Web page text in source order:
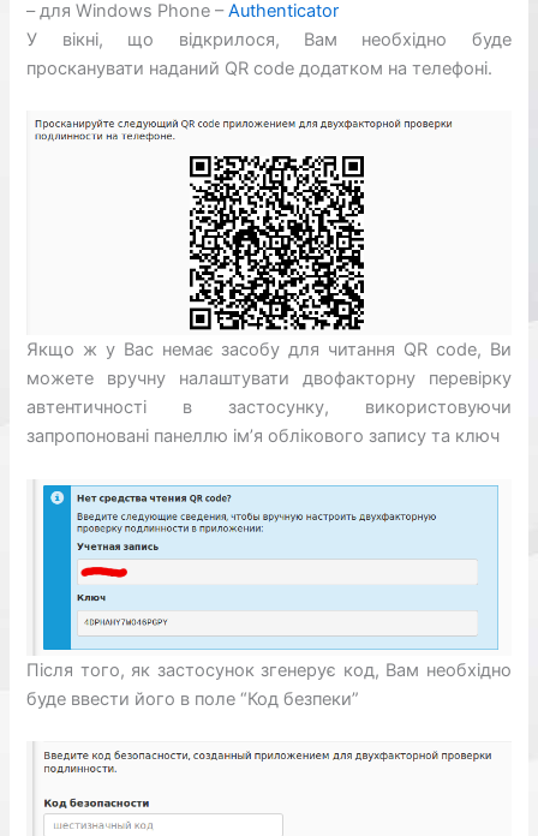
– для Windows Phone –Authenticator
У вікні, що відкрилося, Вам необхідно буде
просканувати наданий QR code додатком на телефоні.
Якщо ж у Вас немає засобу для читання QR code, Ви
можете вручну налаштувати двофакторну перевірку
автентичності в застосунку, використовуючи
запропоновані панеллю ім’я облікового запису та ключ
Після того, як застосунок згенерує код, Вам необхідно
буде ввести його в поле “Код безпеки”